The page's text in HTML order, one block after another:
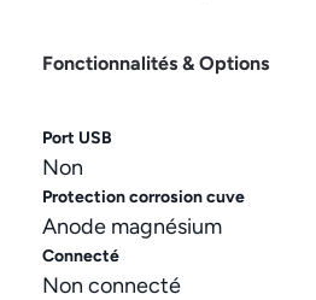
Fonctionnalités & Options
Port USB
Non
Protection corrosion cuve
Anode magnésium
Connecté
Non connecté